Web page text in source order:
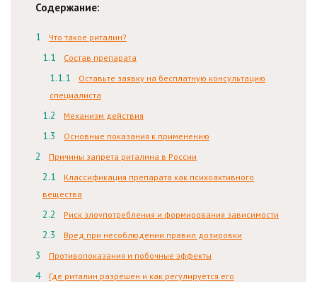
Содержание:
Что такое риталин?
Состав препарата
Оставьте заявку на бесплатную консультацию
специалиста
Механизм действия
Основные показания к применению
Причины запрета риталина в России
Классификация препарата как психоактивного
вещества
Риск злоупотребления и формирования зависимости
Вред при несоблюдении правил дозировки
Противопоказания и побочные эффекты
Где риталин разрешен и как регулируется его